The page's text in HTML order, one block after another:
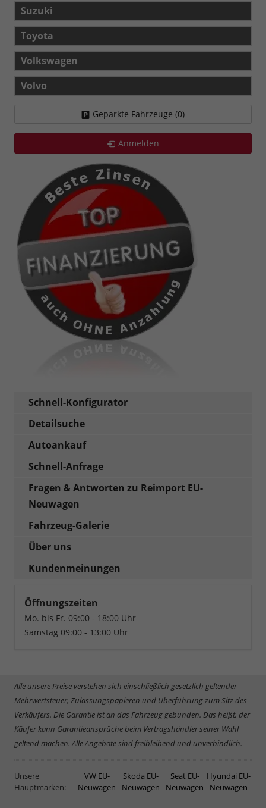
Suzuki
Toyota
Volkswagen
Volvo
Geparkte Fahrzeuge (0)
Anmelden
Schnell-Konfigurator
Detailsuche
Autoankauf
Schnell-Anfrage
Fragen & Antworten zu Reimport EU-
Neuwagen
Fahrzeug-Galerie
Über uns
Kundenmeinungen
Öffnungszeiten
Mo. bis Fr. 09:00 - 18:00 Uhr
Samstag 09:00 - 13:00 Uhr
Alle unsere Preise verstehen sich einschließlich gesetzlich geltender
Mehrwertsteuer, Zulassungspapieren und Überführung zum Sitz des
Verkäufers. Die Garantie ist an das Fahrzeug gebunden. Das heißt, der
Käufer kann Garantieansprüche beim Vertragshändler seiner Wahl
geltend machen. Alle Angebote sind freibleibend und unverbindlich.
Unsere
Hauptmarken:
VW EU-
Neuwagen
Skoda EU-
Neuwagen
Seat EU-
Neuwagen
Hyundai EU-
Neuwagen